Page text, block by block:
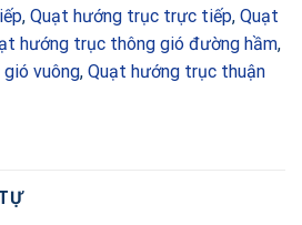
, Quạt hướng trục trực tiếp, Quạt
hướng trục thông gió đường hầm,
vuông, Quạt hướng trục thuận